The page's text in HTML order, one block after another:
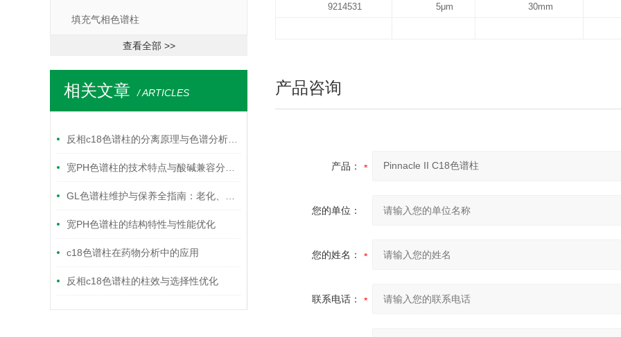
填充气相色谱柱
查看全部 >>
相关文章 / ARTICLES
反相c18色谱柱的分离原理与色谱分析应用要点
宽PH色谱柱的技术特点与酸碱兼容分离应用解析
GL色谱柱维护与保养全指南：老化、清洗与存储最佳实践
宽PH色谱柱的结构特性与性能优化
c18色谱柱在药物分析中的应用
反相c18色谱柱的柱效与选择性优化
9214531 5μm 30mm
产品咨询
产品：
您的单位：
您的姓名：
联系电话：